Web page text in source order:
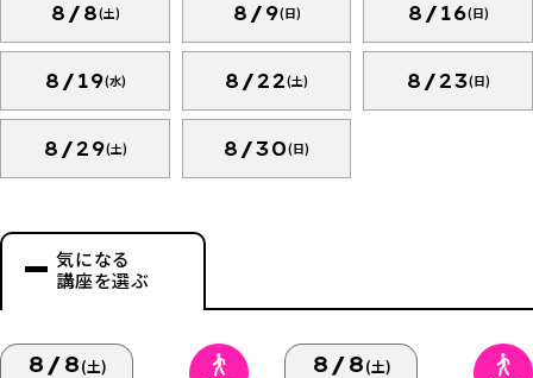
8/8(土) 8/9(日) 8/16(日)
8/19(水) 8/22(土) 8/23(日)
8/29(土) 8/30(日)
気になる
講座を選ぶ
8/8(土) 8/8(土)